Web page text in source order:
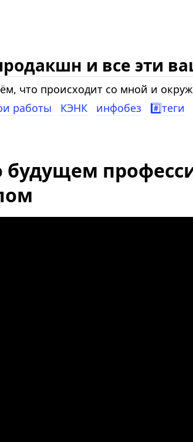
и все эти
что происходит со мной и
работы КЭНК инфобез #️⃣теги